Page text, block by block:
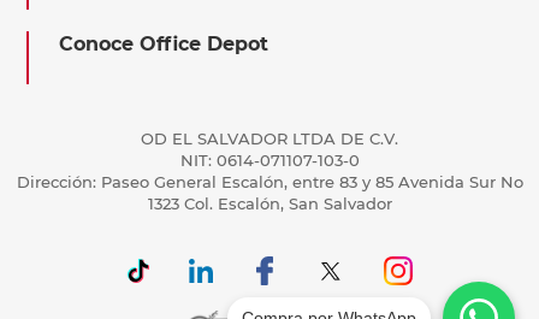
Conoce Office Depot
OD EL SALVADOR LTDA DE C.V.
NIT: 0614-071107-103-0
Dirección: Paseo General Escalón, entre 83 y 85 Avenida Sur No
1323 Col. Escalón, San Salvador